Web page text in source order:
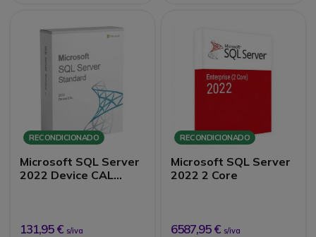
RECONDICIONADO
Microsoft SQL Server
2022 Device CAL
131,95 € s/iva
RECONDICIONADO
Microsoft SQL Server
2022 2 Core
6587,95 € s/iva